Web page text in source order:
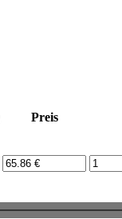
Preis